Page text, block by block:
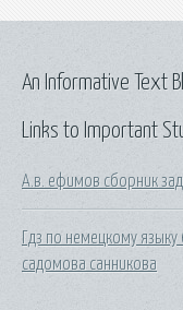
Links to Important
А.в. ефимов сборник
Гдз по немецкому
садомова санникова
An Informative Text